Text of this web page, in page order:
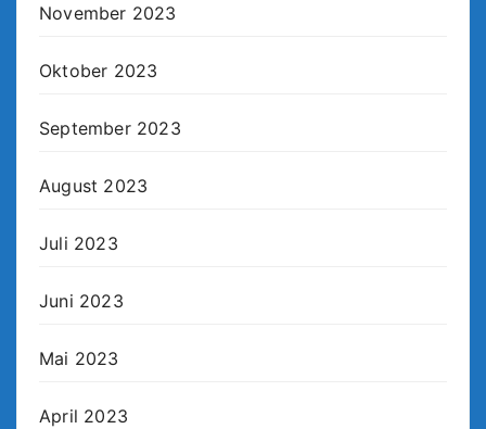
November 2023
Oktober 2023
September 2023
August 2023
Juli 2023
Juni 2023
Mai 2023
April 2023